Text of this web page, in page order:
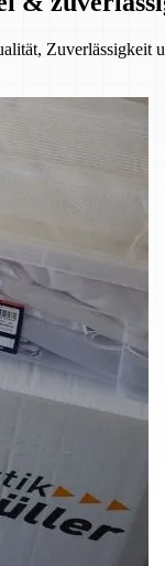
Zuverlässigkeit